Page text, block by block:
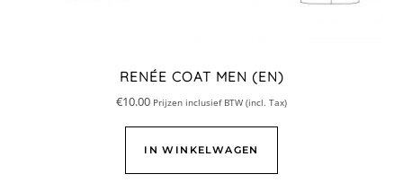
RENÉE COAT MEN (EN)
€10.00 Prijzen inclusief BTW (incl. Tax)
IN WINKELWAGEN